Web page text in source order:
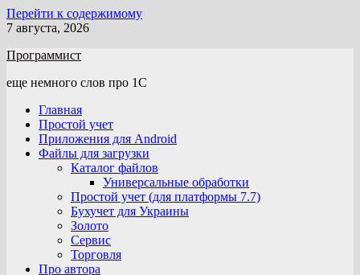
Перейти к содержимому
7 августа, 2026
Программист
еще немного слов про 1С
Главная
Простой учет
Приложения для Android
Файлы для загрузки
Каталог файлов
Универсальные обработки
Простой учет (для платформы 7.7)
Бухучет для Украины
Золото
Сервис
Торговля
Про автора